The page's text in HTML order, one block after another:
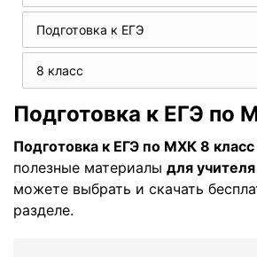
Подготовка к ЕГЭ
8 класс
Подготовка к ЕГЭ по
Подготовка к ЕГЭ по МХК 8 класс
полезные материалы для
можете выбрать и скачать
разделе.